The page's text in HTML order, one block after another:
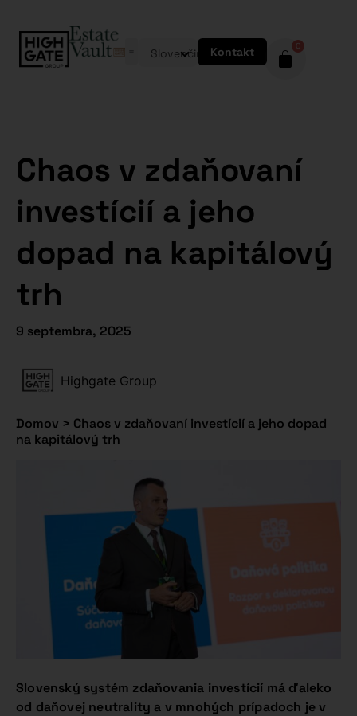
Slovenčina Kontakt 0
Chaos v zdaňovaní
investícií a jeho
dopad na kapitálový
trh
9 septembra, 2025
Highgate Group
Domov > Chaos v zdaňovaní investícií a jeho dopad
na kapitálový trh
Slovenský systém zdaňovania investícií má ďaleko
od daňovej neutrality a v mnohých prípadoch je v